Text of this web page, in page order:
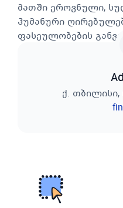
მათში ეროვნული,
ჰუმანური
ფასეულობების
ქ.